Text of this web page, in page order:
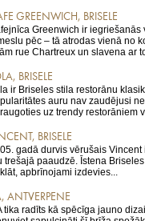
GREENWICH, BRISELE
Greenwich ir iegriešanās
pēc – tā atrodas vienā no
rue Chartreux un slavena ar
BRISELE
ir Briseles stila restorānu
auru nav zaudējusi
uz trendy restorāniem
BRISELE
gadā durvis vērušais
trešajā paaudzē. Īstena
apbrīnojami izdevies...
ANTVERPENE
tika radīts kā spēcīga jauno